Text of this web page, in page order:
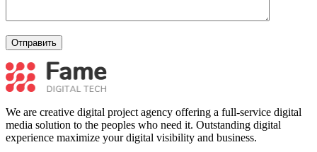
We are creative digital project agency offering a full-service digital
media solution to the peoples who need it. Outstanding digital
experience maximize your digital visibility and business.